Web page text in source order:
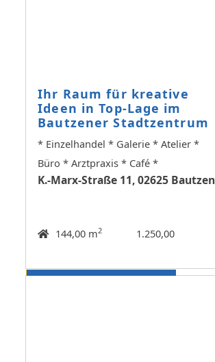
Ihr Raum für kreative
Ideen in Top-Lage im
Bautzener Stadtzentrum
* Einzelhandel * Galerie * Atelier *
Büro * Arztpraxis * Café *
K.-Marx-Straße 11, 02625 Bautzen
144,00 m2 1.250,00